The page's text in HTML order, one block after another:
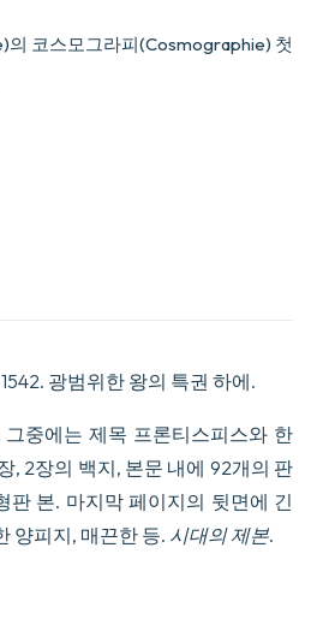
의 코스모그라피(Cosmographie) 첫
광범위한 왕의 특권 하에.
그중에는 제목 프론티스피스와 한
, 2장의 백지, 본문 내에 92개의 판
판 본. 마지막 페이지의 뒷면에 긴
양피지, 매끈한 등. 시대의 제본.